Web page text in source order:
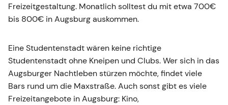
Freizeitgestaltung. Monatlich solltest du mit etwa 700€
bis 800€ in Augsburg auskommen.
Eine Studentenstadt wären keine richtige
Studentenstadt ohne Kneipen und Clubs. Wer sich in das
Augsburger Nachtleben stürzen möchte, findet viele
Bars rund um die Maxstraße. Auch sonst gibt es viele
Freizeitangebote in Augsburg: Kino,